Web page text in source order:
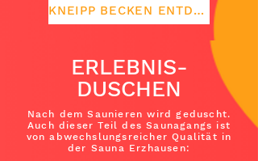
KNEIPP BECKEN ENTDECKEN
ERLEBNIS-
DUSCHEN
Nach dem Saunieren wird geduscht.
Auch dieser Teil des Saunagangs ist
von abwechslungsreicher Qualität in
der Sauna Erzhausen: